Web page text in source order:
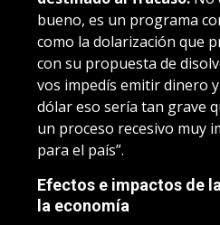
bueno, es un programa
como la dolarización que
con su propuesta de
vos impedís emitir dinero
dólar eso sería tan grave
un proceso recesivo muy
para el país”.
Efectos e impactos de
la economía